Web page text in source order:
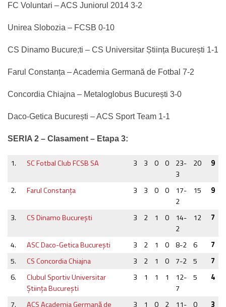
FC Voluntari – ACS Juniorul 2014 3-2
Unirea Slobozia – FCSB 0-10
CS Dinamo Bucure;ti – CS Universitar Știința București 1-1
Farul Constanța – Academia Germană de Fotbal 7-2
Concordia Chiajna – Metaloglobus București 3-0
Daco-Getica București – ACS Sport Team 1-1
SERIA 2 – Clasament – Etapa 3:
1. SC Fotbal Club FCSB SA 3 3 0 0
23-
3
20 9
2. Farul Constanţa 3 3 0 0
17-
2
15 9
3. CS Dinamo București 3 2 1 0
14-
2
12 7
4. ASC Daco-Getica Bucureşti 3 2 1 0 8-2 6
7
5.
CS Concordia Chiajna 3 2 1 0 7-2 5
7
6.
Clubul Sportiv Universitar
Ştiinţa Bucureşti
3 1 1 1
12-
7
5 4
7.
ACS Academia Germană de
3 1 0 2
11-
0 3